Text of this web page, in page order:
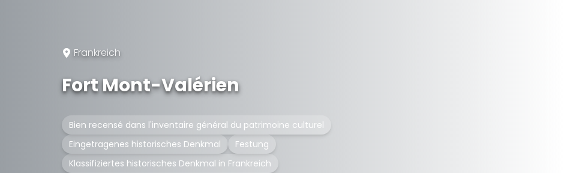
Frankreich
Fort Mont-Valérien
Bien recensé dans l'inventaire général du patrimoine culturel
Eingetragenes historisches Denkmal
Festung
Klassifiziertes historisches Denkmal in Frankreich